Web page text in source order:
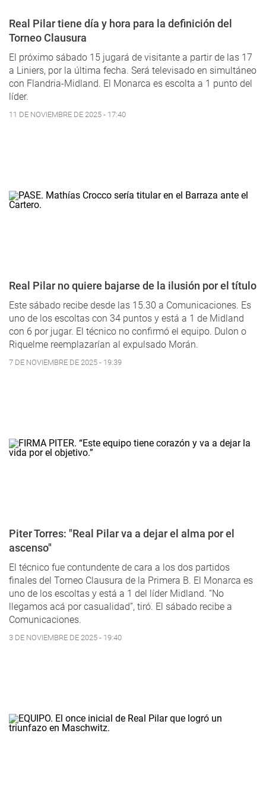
Real Pilar tiene día y hora para la definición del
Torneo Clausura
El próximo sábado 15 jugará de visitante a partir de las 17
a Liniers, por la última fecha. Será televisado en simultáneo
con Flandria-Midland. El Monarca es escolta a 1 punto del
líder.
11 DE NOVIEMBRE DE 2025 - 17:40
Real Pilar no quiere bajarse de la ilusión por el título
Este sábado recibe desde las 15.30 a Comunicaciones. Es
uno de los escoltas con 34 puntos y está a 1 de Midland
con 6 por jugar. El técnico no confirmó el equipo. Dulon o
Riquelme reemplazarían al expulsado Morán.
7 DE NOVIEMBRE DE 2025 - 19:39
Piter Torres: "Real Pilar va a dejar el alma por el
ascenso"
El técnico fue contundente de cara a los dos partidos
finales del Torneo Clausura de la Primera B. El Monarca es
uno de los escoltas y está a 1 del líder Midland. “No
llegamos acá por casualidad”, tiró. El sábado recibe a
Comunicaciones.
3 DE NOVIEMBRE DE 2025 - 19:40